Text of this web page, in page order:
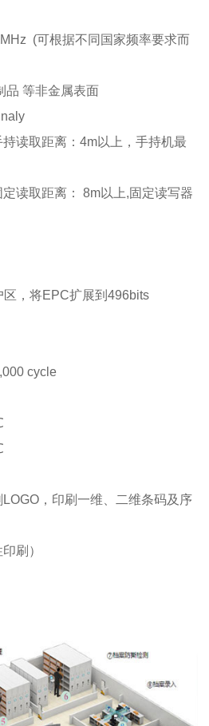
(可根据不同国家频率要求而
品 等非金属表面
读取距离：4m以上，手持机最
读取距离： 8m以上,固定读写器
，将EPC扩展到496bits
cycle
，印刷一维、二维条码及序
刷）